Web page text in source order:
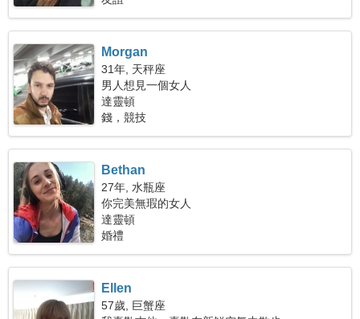
Morgan
31年, 天秤座
男人想見一個女人
達靈頓
錢，競技
Bethan
27年, 水瓶座
你完美無瑕的女人
達靈頓
婚禮
Ellen
57歲, 巨蟹座